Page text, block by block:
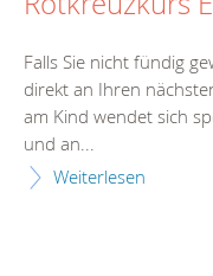
Falls Sie nicht fündig
direkt an Ihren
am Kind wendet sich
und an...
Weiterlesen